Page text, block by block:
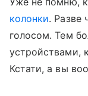
колонки. Разве
голосом. Тем
устройствами,
Кстати, а вы